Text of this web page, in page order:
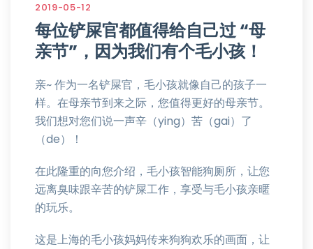
2019-05-12
每位铲屎官都值得给自己过 “母
亲节”，因为我们有个毛小孩！
亲~ 作为一名铲屎官，毛小孩就像自己的孩子一
样。在母亲节到来之际，您值得更好的母亲节。
我们想对您们说一声辛（ying）苦（gai）了
（de）！
在此隆重的向您介绍，毛小孩智能狗厕所，让您
远离臭味跟辛苦的铲屎工作，享受与毛小孩亲暱
的玩乐。
这是上海的毛小孩妈妈传来狗狗欢乐的画面，让